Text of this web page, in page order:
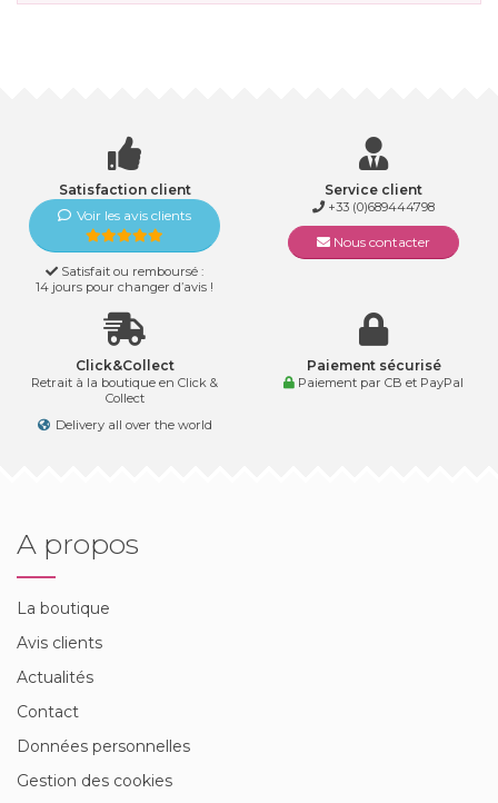
Satisfaction client
Voir les avis clients
Satisfait ou remboursé :
14 jours pour changer d’avis !
Service client
+33 (0)689444798
Nous contacter
Click&Collect
Retrait à la boutique en Click &
Collect
Delivery all over the world
Paiement sécurisé
Paiement par CB et PayPal
A propos
La boutique
Avis clients
Actualités
Contact
Données personnelles
Gestion des cookies